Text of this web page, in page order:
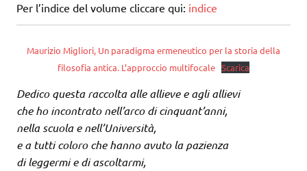
Per l’indice del volume cliccare qui: indice
Maurizio Migliori, Un paradigma ermeneutico per la storia della
filosofia antica. L’approccio multifocale Scarica
Dedico questa raccolta alle allieve e agli allievi
che ho incontrato nell’arco di cinquant’anni,
nella scuola e nell’Università,
e a tutti coloro che hanno avuto la pazienza
di leggermi e di ascoltarmi,